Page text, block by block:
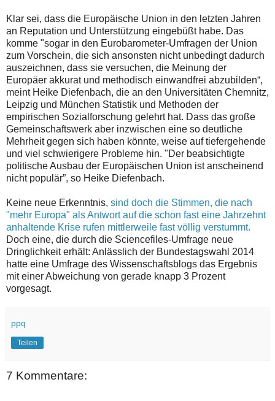
Klar sei, dass die Europäische Union in den letzten Jahren
an Reputation und Unterstützung eingebüßt habe. Das
komme "sogar in den Eurobarometer-Umfragen der Union
zum Vorschein, die sich ansonsten nicht unbedingt dadurch
auszeichnen, dass sie versuchen, die Meinung der
Europäer akkurat und methodisch einwandfrei abzubilden“,
meint Heike Diefenbach, die an den Universitäten Chemnitz,
Leipzig und München Statistik und Methoden der
empirischen Sozialforschung gelehrt hat. Dass das große
Gemeinschaftswerk aber inzwischen eine so deutliche
Mehrheit gegen sich haben könnte, weise auf tiefergehende
und viel schwierigere Probleme hin. "Der beabsichtigte
politische Ausbau der Europäischen Union ist anscheinend
nicht populär”, so Heike Diefenbach.
Keine neue Erkenntnis, sind doch die Stimmen, die nach
"mehr Europa" als Antwort auf die schon fast eine Jahrzehnt
anhaltende Krise rufen mittlerweile fast völlig verstummt.
Doch eine, die durch die Sciencefiles-Umfrage neue
Dringlichkeit erhält: Anlässlich der Bundestagswahl 2014
hatte eine Umfrage des Wissenschaftsblogs das Ergebnis
mit einer Abweichung von gerade knapp 3 Prozent
vorgesagt.
ppq
Teilen
7 Kommentare: